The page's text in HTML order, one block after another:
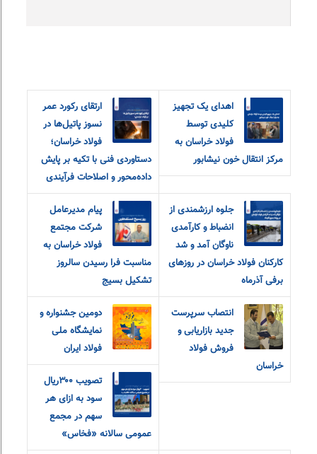
اهدای یک تجهیز
کلیدی توسط
فولاد خراسان به
مرکز انتقال خون نیشابور
ارتقای رکورد عمر
نسوز پاتیل‌ها در
فولاد خراسان؛
دستاوردی فنی با تکیه بر پایش
داده‌محور و اصلاحات فرآیندی
جلوه ارزشمندی از
انضباط و کارآمدی
ناوگان آمد و شد
کارکنان فولاد خراسان در روزهای
برفی آذرماه
پیام مدیرعامل
شرکت مجتمع
فولاد خراسان به
مناسبت فرا رسیدن سالروز
تشکیل بسیج
انتصاب سرپرست
جدید بازاریابی و
فروش فولاد
خراسان
دومین جشنواره و
نمایشگاه ملی
فولاد ایران
تصویب ۳۰۰ریال
سود به ازای هر
سهم در مجمع
عمومی سالانه «فخاس»